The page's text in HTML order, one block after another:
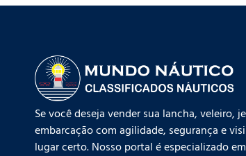
Se você deseja vender sua lancha, veleiro,
embarcação com agilidade, segurança e
lugar certo. Nosso portal é especializado